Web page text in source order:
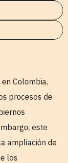
Colombia,
procesos de
este
ampliación de
los